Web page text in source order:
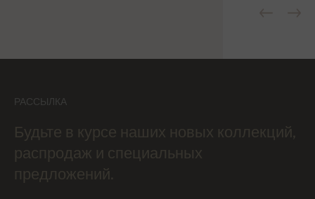
РАССЫЛКА
Будьте в курсе наших новых коллекций,
распродаж и специальных
предложений.